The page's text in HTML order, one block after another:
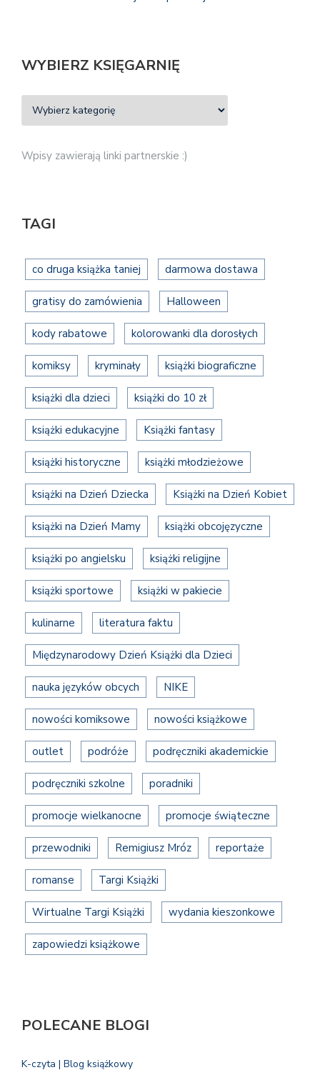
WYBIERZ KSIĘGARNIĘ
Wpisy zawierają linki partnerskie :)
TAGI
co druga książka taniej darmowa dostawa
gratisy do zamówienia Halloween
kody rabatowe kolorowanki dla dorosłych
komiksy kryminały książki biograficzne
książki dla dzieci książki do 10 zł
książki edukacyjne Książki fantasy
książki historyczne książki młodzieżowe
książki na Dzień Dziecka Książki na Dzień Kobiet
książki na Dzień Mamy książki obcojęzyczne
książki po angielsku książki religijne
książki sportowe książki w pakiecie
kulinarne literatura faktu
Międzynarodowy Dzień Książki dla Dzieci
nauka języków obcych NIKE
nowości komiksowe nowości książkowe
outlet podróże podręczniki akademickie
podręczniki szkolne poradniki
promocje wielkanocne promocje świąteczne
przewodniki Remigiusz Mróz reportaże
romanse Targi Książki
Wirtualne Targi Książki wydania kieszonkowe
zapowiedzi książkowe
POLECANE BLOGI
K-czyta | Blog książkowy